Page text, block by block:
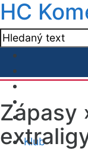
HC
Klub
Zápasy